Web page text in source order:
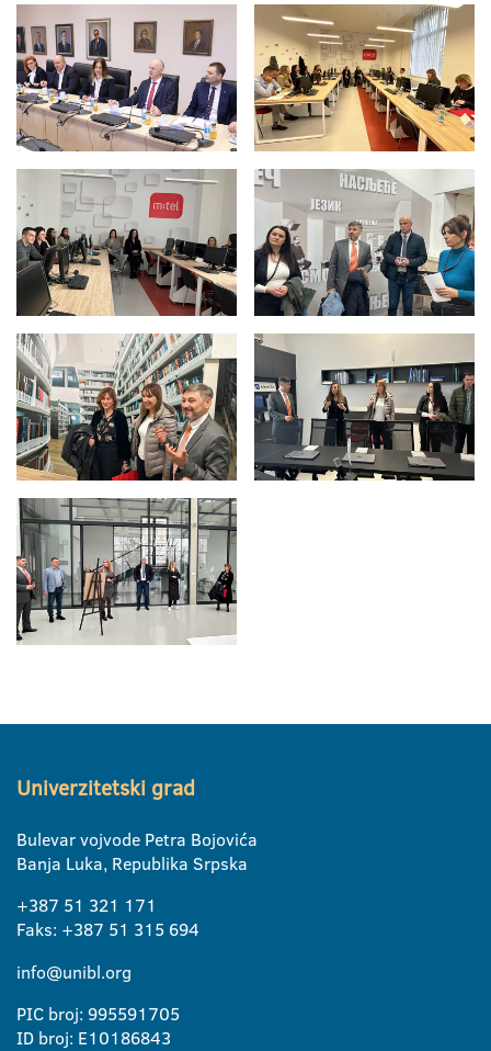
Univerzitetski grad
Bulevar vojvode Petra Bojovića
Banja Luka, Republika Srpska
+387 51 321 171
Faks: +387 51 315 694
info@unibl.org
PIC broj: 995591705
ID broj: E10186843